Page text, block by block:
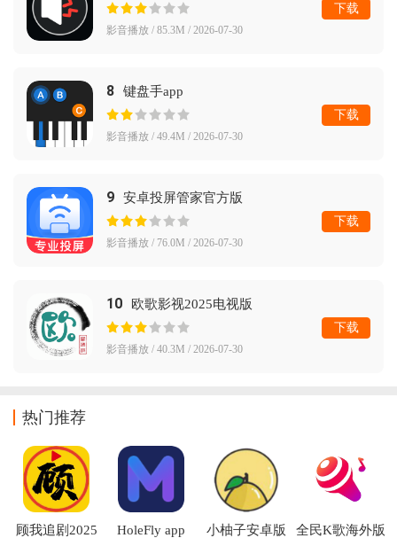
影音播放 / 85.3M / 2026-07-30
下载
8 键盘手app
影音播放 / 49.4M / 2026-07-30
下载
9 安卓投屏管家官方版
影音播放 / 76.0M / 2026-07-30
下载
10 欧歌影视2025电视版
影音播放 / 40.3M / 2026-07-30
下载
热门推荐
顾我追剧2025
HoleFly app
小柚子安卓版
全民K歌海外版